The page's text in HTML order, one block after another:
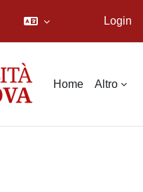
Login
Home Altro